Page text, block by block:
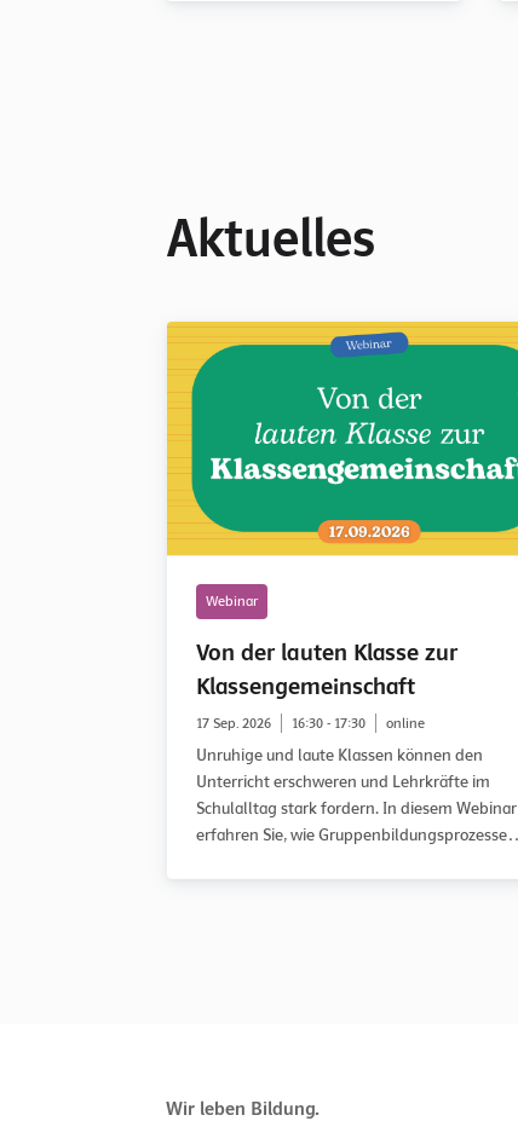
Aktuelles
Webinar
Von der lauten Klasse zur
Klassengemeinschaft
17 Sep. 2026 16:30 - 17:30 online
Unruhige und laute Klassen können den
Unterricht erschweren und Lehrkräfte im
Schulalltag stark fordern. In diesem Webinar
erfahren Sie, wie Gruppenbildungsprozesse
Wir leben Bildung.